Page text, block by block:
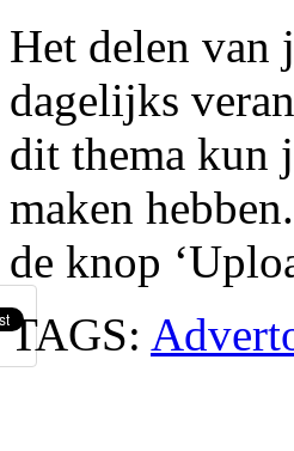
Het delen van
dagelijks
dit thema kun
maken
de knop
TAGS: